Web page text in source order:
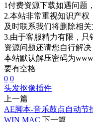
1付费资源下载如遇问题
2.本站非常重视知识产
及时联系我们将删除相关
3.由于客服精力有限，
资源问题还请您自行解决
本站默认解压密码为
要有空格
0 0
头发抠像插件
上一篇
AE脚本-音乐鼓点自动节
WIN MAC 下一篇